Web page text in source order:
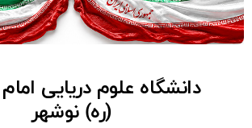
دانشگاه علوم دریایی
(ره) نوشهر